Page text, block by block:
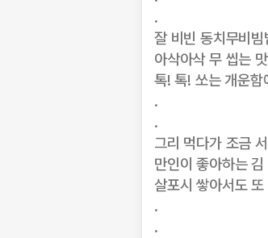
.
잘 비빈 동치무비빔
아삭아삭 무 씹는
톡! 톡! 쏘는 개운함
.
.
그리 먹다가 조금
만인이 좋아하는
살포시 쌓아서도
.
.